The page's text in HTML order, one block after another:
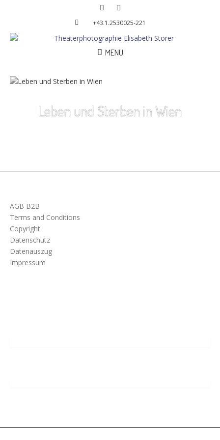
+43.1.2530025-221
MENU
Leben und Sterben in Wien
AGB B2B
Terms and Conditions
Copyright
Datenschutz
Datenauszug
Impressum